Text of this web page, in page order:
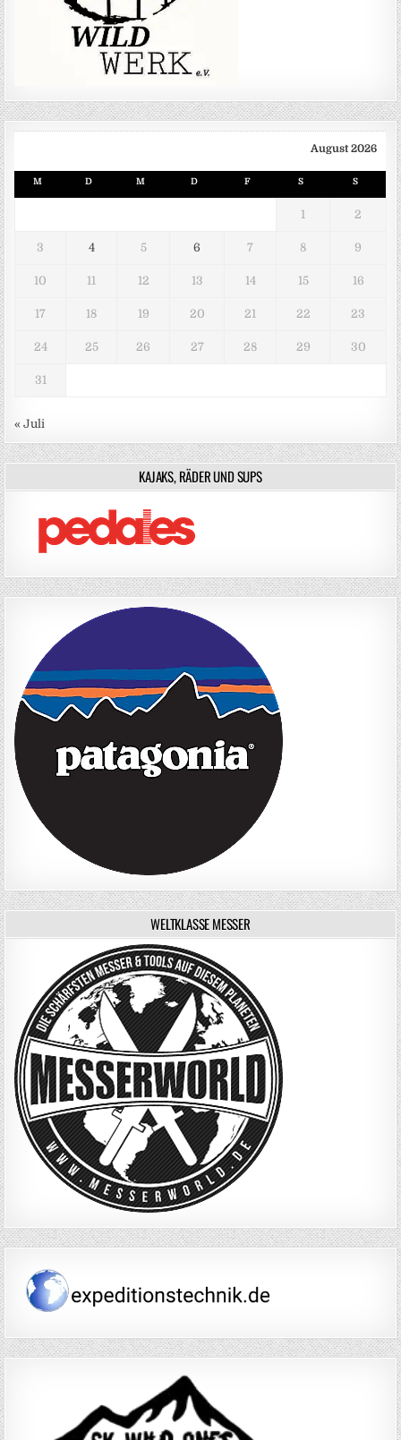
August 2026
M D M D F S S
1 2
3 4 5 6 7 8 9
10 11 12 13 14 15 16
17 18 19 20 21 22 23
24 25 26 27 28 29 30
31
« Juli
KAJAKS, RÄDER UND SUPS
WELTKLASSE MESSER